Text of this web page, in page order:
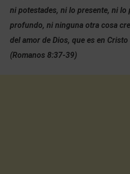
ni potestades, ni lo presente, ni
profundo, ni ninguna otra cosa
del amor de Dios, que es en
(Romanos 8:37-39)